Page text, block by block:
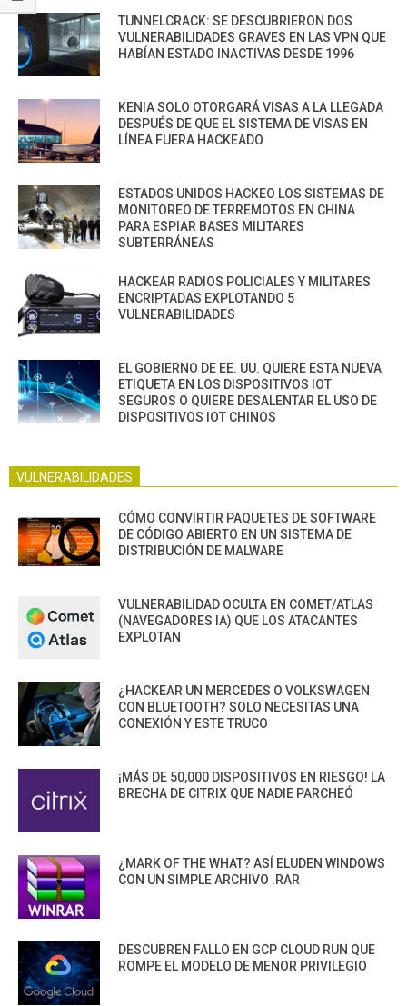
TUNNELCRACK: SE DESCUBRIERON DOS
VULNERABILIDADES GRAVES EN LAS VPN QUE
HABÍAN ESTADO INACTIVAS DESDE 1996
KENIA SOLO OTORGARÁ VISAS A LA LLEGADA
DESPUÉS DE QUE EL SISTEMA DE VISAS EN
LÍNEA FUERA HACKEADO
ESTADOS UNIDOS HACKEO LOS SISTEMAS DE
MONITOREO DE TERREMOTOS EN CHINA
PARA ESPIAR BASES MILITARES
SUBTERRÁNEAS
HACKEAR RADIOS POLICIALES Y MILITARES
ENCRIPTADAS EXPLOTANDO 5
VULNERABILIDADES
EL GOBIERNO DE EE. UU. QUIERE ESTA NUEVA
ETIQUETA EN LOS DISPOSITIVOS IOT
SEGUROS O QUIERE DESALENTAR EL USO DE
DISPOSITIVOS IOT CHINOS
VULNERABILIDADES
CÓMO CONVIRTIR PAQUETES DE SOFTWARE
DE CÓDIGO ABIERTO EN UN SISTEMA DE
DISTRIBUCIÓN DE MALWARE
VULNERABILIDAD OCULTA EN COMET/ATLAS
(NAVEGADORES IA) QUE LOS ATACANTES
EXPLOTAN
¿HACKEAR UN MERCEDES O VOLKSWAGEN
CON BLUETOOTH? SOLO NECESITAS UNA
CONEXIÓN Y ESTE TRUCO
¡MÁS DE 50,000 DISPOSITIVOS EN RIESGO! LA
BRECHA DE CITRIX QUE NADIE PARCHEÓ
¿MARK OF THE WHAT? ASÍ ELUDEN WINDOWS
CON UN SIMPLE ARCHIVO .RAR
DESCUBREN FALLO EN GCP CLOUD RUN QUE
ROMPE EL MODELO DE MENOR PRIVILEGIO